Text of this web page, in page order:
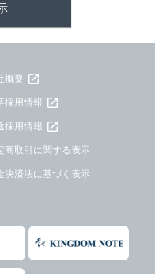
概要
採用情報
採用情報
商取引に関する表示
決済法に基づく表示